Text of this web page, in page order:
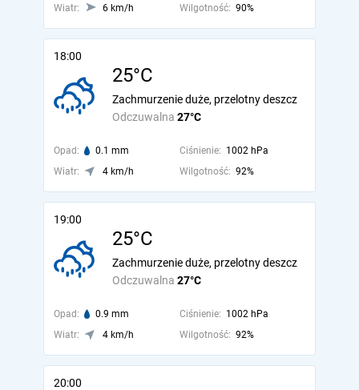
Wiatr:
6 km/h Wilgotność: 90%
18:00
25°C
Odczuwalna 27°C
Zachmurzenie duże, przelotny deszcz
Opad: 0.1 mm Ciśnienie: 1002 hPa
Wiatr:
4 km/h Wilgotność: 92%
19:00
25°C
Odczuwalna 27°C
Zachmurzenie duże, przelotny deszcz
Opad: 0.9 mm Ciśnienie: 1002 hPa
Wiatr:
4 km/h Wilgotność: 92%
20:00